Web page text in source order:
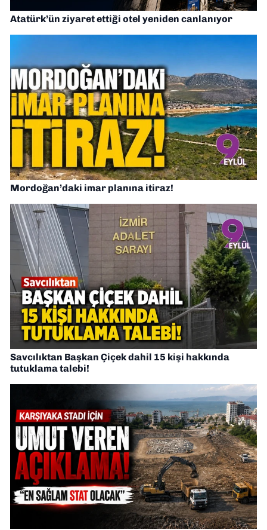
Atatürk’ün ziyaret ettiği otel yeniden canlanıyor
Mordoğan’daki imar planına itiraz!
Savcılıktan Başkan Çiçek dahil 15 kişi hakkında
tutuklama talebi!